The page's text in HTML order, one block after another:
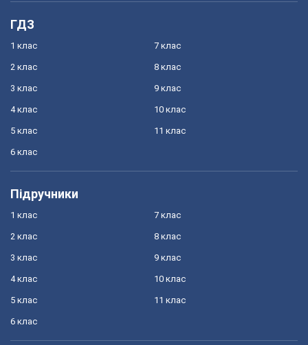
ГДЗ
1 клас
2 клас
3 клас
4 клас
5 клас
6 клас
7 клас
8 клас
9 клас
10 клас
11 клас
Підручники
1 клас
2 клас
3 клас
4 клас
5 клас
6 клас
7 клас
8 клас
9 клас
10 клас
11 клас